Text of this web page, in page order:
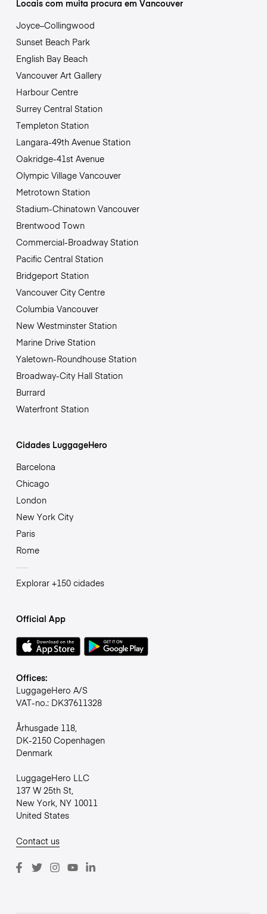
Locais com muita procura em Vancouver
Joyce–Collingwood
Sunset Beach Park
English Bay Beach
Vancouver Art Gallery
Harbour Centre
Surrey Central Station
Templeton Station
Langara-49th Avenue Station
Oakridge-41st Avenue
Olympic Village Vancouver
Metrotown Station
Stadium-Chinatown Vancouver
Brentwood Town
Commercial-Broadway Station
Pacific Central Station
Bridgeport Station
Vancouver City Centre
Columbia Vancouver
New Westminster Station
Marine Drive Station
Yaletown-Roundhouse Station
Broadway-City Hall Station
Burrard
Waterfront Station
Cidades LuggageHero
Barcelona
Chicago
London
New York City
Paris
Rome
Explorar +150 cidades
Official App
Offices:
LuggageHero A/S
VAT-no.: DK37611328
Århusgade 118,
DK-2150 Copenhagen
Denmark
LuggageHero LLC
137 W 25th St,
New York, NY 10011
United States
Contact us